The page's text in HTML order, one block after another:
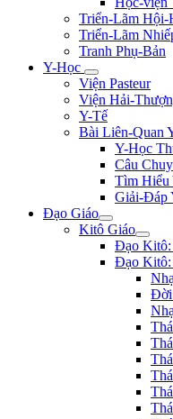
Triển-Lãm Hội-
Triển-Lãm
Tranh Phụ-Bản
Y-Học
Viện Pasteur
Viện Hải-
Y-Tế
Bài Liên-Quan
Y-Học
Câu
Tìm Hiểu
Giải-Đáp
Đạo Giáo
Kitô Giáo
Đạo
Đạo
Đời